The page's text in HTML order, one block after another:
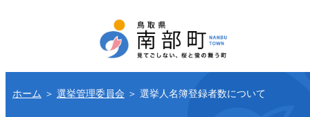
ホーム ＞ 選挙管理委員会 ＞ 選挙人名簿登録者数について